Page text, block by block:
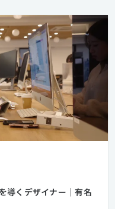
導くデザイナー｜有名